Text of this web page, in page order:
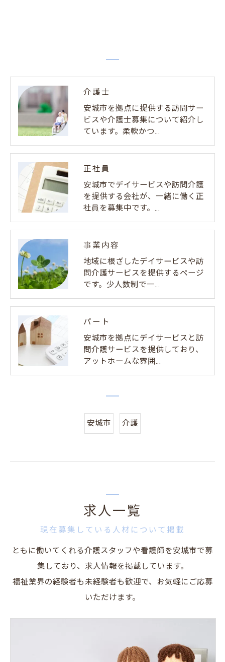
介護士
安城市を拠点に提供する訪問サー
ビスや介護士募集について紹介し
ています。柔軟かつ…
正社員
安城市でデイサービスや訪問介護
を提供する会社が、一緒に働く正
社員を募集中です。…
事業内容
地域に根ざしたデイサービスや訪
問介護サービスを提供するページ
です。少人数制で一…
パート
安城市を拠点にデイサービスと訪
問介護サービスを提供しており、
アットホームな雰囲…
安城市 介護
現在募集している人材について掲載
求人一覧
ともに働いてくれる介護スタッフや看護師を安城市で募
集しており、求人情報を掲載しています。
福祉業界の経験者も未経験者も歓迎で、お気軽にご応募
いただけます。